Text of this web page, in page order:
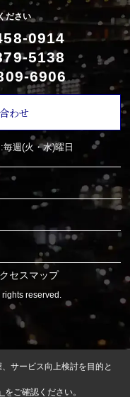
ださい
0914
5138
6906
わせ
毎週(火・水)曜日
セスマップ
reserved.
サービス向上検討を目的と
をご確認ください。